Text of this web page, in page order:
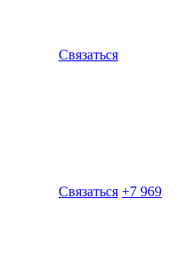
Связаться
Связаться +7 969